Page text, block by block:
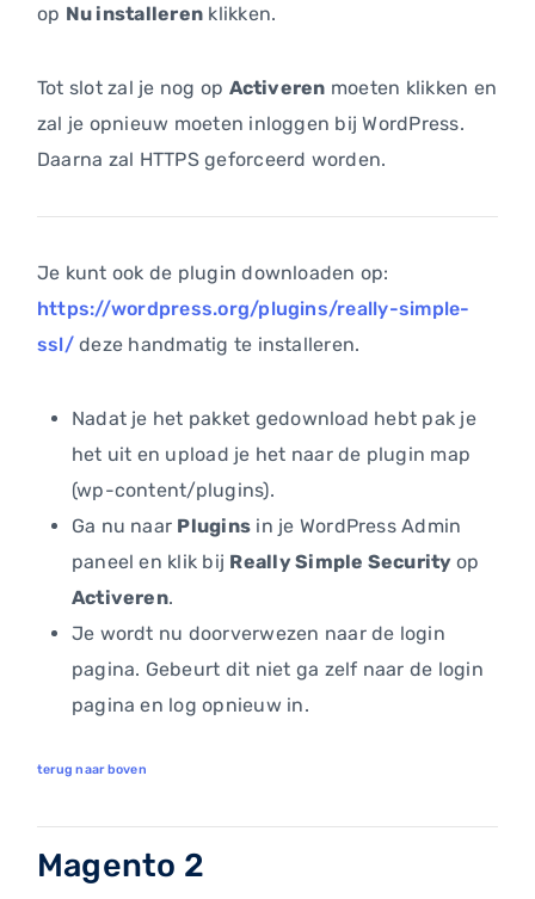
op Nu installeren klikken.
Tot slot zal je nog op Activeren moeten klikken en
zal je opnieuw moeten inloggen bij WordPress.
Daarna zal HTTPS geforceerd worden.
Je kunt ook de plugin downloaden op:
https://wordpress.org/plugins/really-simple-
ssl/deze handmatig te installeren.
Nadat je het pakket gedownload hebt pak je
het uit en upload je het naar de plugin map
(wp-content/plugins).
Ga nu naar Plugins in je WordPress Admin
paneel en klik bij Really Simple Security op
Activeren.
Je wordt nu doorverwezen naar de login
pagina. Gebeurt dit niet ga zelf naar de login
pagina en log opnieuw in.
terug naar boven
Magento 2